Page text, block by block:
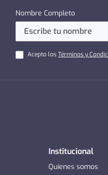
Nombre Completo
Acepto losTérminos y
Institucional
Quienes somos